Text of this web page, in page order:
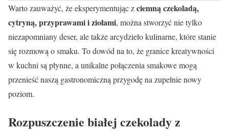
Warto zauważyć, że eksperymentując zciemną czekoladą,
cytryną, przyprawami i ziołami, można stworzyć nie tylko
niezapomniany deser, ale także arcydzieło kulinarne, które stanie
się rozmową o smaku. To dowód na to, że granice kreatywności
w kuchni są płynne, a unikalne połączenia smakowe mogą
przenieść naszą gastronomiczną przygodę na zupełnie nowy
poziom.
Rozpuszczenie białej czekolady z